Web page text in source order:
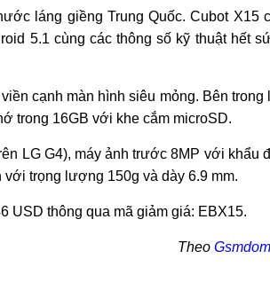
láng giềng Trung Quốc. Cubot X15
5.1 cùng các thông số kỹ thuật hết
cạnh màn hình siêu mỏng. Bên trong
trong 16GB với khe cắm microSD.
LG G4), máy ảnh trước 8MP với khẩu
trọng lượng 150g và dày 6.9 mm.
USD thông qua mã giảm giá: EBX15.
Theo